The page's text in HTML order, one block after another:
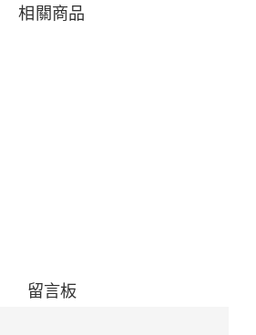
相關商品
留言板